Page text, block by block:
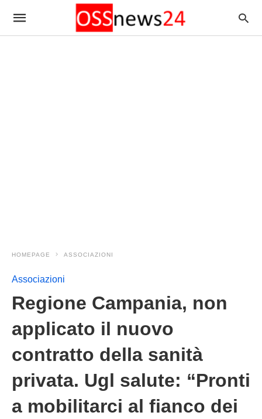
HOMEPAGE ASSOCIAZIONI
Associazioni
Regione Campania, non
applicato il nuovo
contratto della sanità
privata. Ugl salute: “Pronti
a mobilitarci al fianco dei